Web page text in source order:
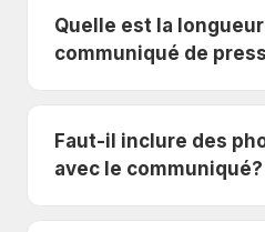
Quelle est la
communiqué de
Faut-il inclure des
avec le communiqué?